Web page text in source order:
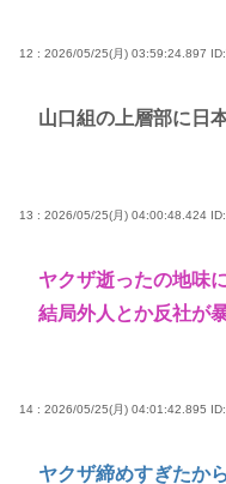
12 : 2026/05/25(月) 03:59:24.897
山口組の上層部に日
13 : 2026/05/25(月) 04:00:48.424
ヤクザ逝ったの地味
結局外人とか反社が
14 : 2026/05/25(月) 04:01:42.895
ヤクザ締めすぎたか